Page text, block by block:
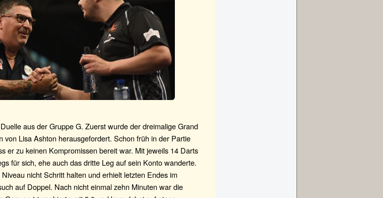
aus der Gruppe G. Zuerst wurde der dreimalige Grand
von Lisa Ashton herausgefordert. Schon früh in der Partie
er zu keinen Kompromissen bereit war. Mit jeweils 14 Darts
für sich, ehe auch das dritte Leg auf sein Konto wanderte.
nicht Schritt halten und erhielt letzten Endes im
auf Doppel. Nach nicht einmal zehn Minuten war die